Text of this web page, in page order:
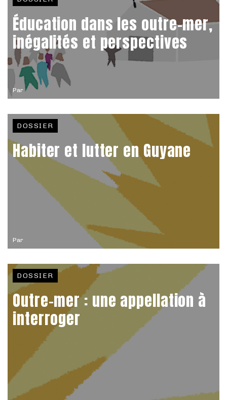
Par
Éducation dans les outre-mer,
inégalités et perspectives
Par
DOSSIER
Habiter et lutter en Guyane
DOSSIER
Outre-mer : une appellation à
interroger